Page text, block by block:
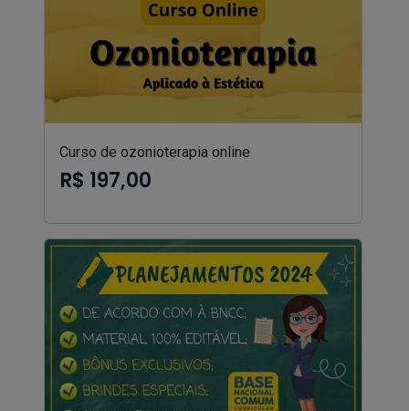
Curso de ozonioterapia online
R$ 197,00